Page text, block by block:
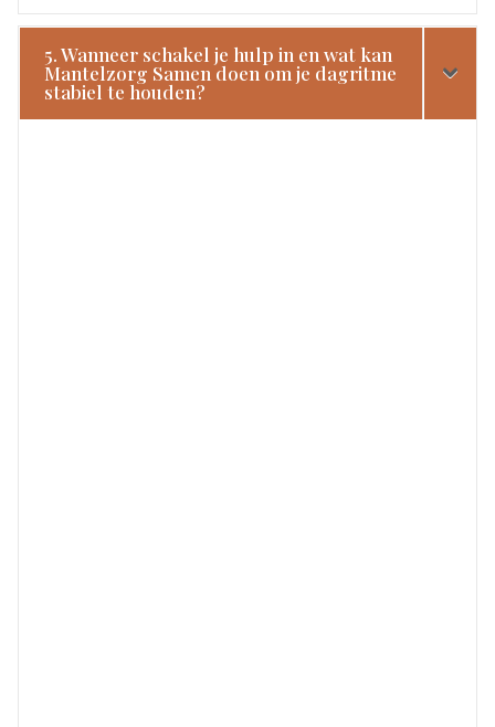
5. Wanneer schakel je hulp in en wat kan
Mantelzorg Samen doen om je dagritme
stabiel te houden?